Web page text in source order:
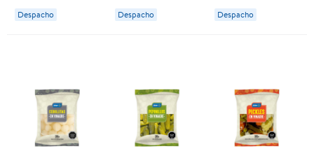
Despacho Despacho Despacho